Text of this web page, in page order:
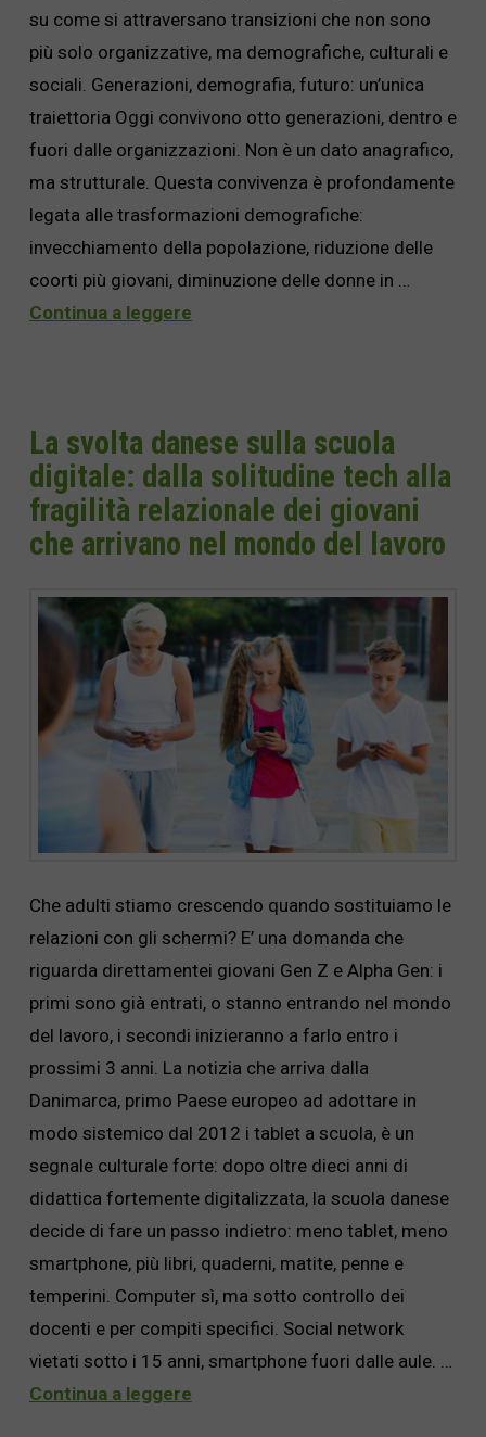
su come si attraversano transizioni che non sono
più solo organizzative, ma demografiche, culturali e
sociali. Generazioni, demografia, futuro: un’unica
traiettoria Oggi convivono otto generazioni, dentro e
fuori dalle organizzazioni. Non è un dato anagrafico,
ma strutturale. Questa convivenza è profondamente
legata alle trasformazioni demografiche:
invecchiamento della popolazione, riduzione delle
coorti più giovani, diminuzione delle donne in …
Continua a leggere
La svolta danese sulla scuola
digitale: dalla solitudine tech alla
fragilità relazionale dei giovani
che arrivano nel mondo del lavoro
Che adulti stiamo crescendo quando sostituiamo le
relazioni con gli schermi? E’ una domanda che
riguarda direttamentei giovani Gen Z e Alpha Gen: i
primi sono già entrati, o stanno entrando nel mondo
del lavoro, i secondi inizieranno a farlo entro i
prossimi 3 anni. La notizia che arriva dalla
Danimarca, primo Paese europeo ad adottare in
modo sistemico dal 2012 i tablet a scuola, è un
segnale culturale forte: dopo oltre dieci anni di
didattica fortemente digitalizzata, la scuola danese
decide di fare un passo indietro: meno tablet, meno
smartphone, più libri, quaderni, matite, penne e
temperini. Computer sì, ma sotto controllo dei
docenti e per compiti specifici. Social network
vietati sotto i 15 anni, smartphone fuori dalle aule. …
Continua a leggere